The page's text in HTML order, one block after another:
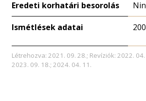
Eredeti korhatári besorolás
Ismétlések adatai
Létrehozva: 2021. 09. 28.; Revíziók: 2022.
2023. 09. 18.; 2024. 04. 11.